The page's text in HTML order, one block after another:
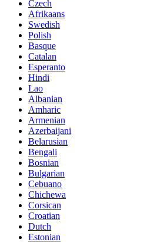
Czech
Afrikaans
Swedish
Polish
Basque
Catalan
Esperanto
Hindi
Lao
Albanian
Amharic
Armenian
Azerbaijani
Belarusian
Bengali
Bosnian
Bulgarian
Cebuano
Chichewa
Corsican
Croatian
Dutch
Estonian